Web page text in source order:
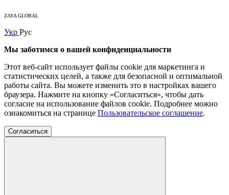
ZAYA GLOBAL
Укр Рус
Мы заботимся о вашей конфиденциальности
Этот веб-сайт использует файлы cookie для маркетинга и
статистических целей, а также для безопасной и оптимальной
работы сайта. Вы можете изменить это в настройках вашего
браузера. Нажмите на кнопку «Согласиться», чтобы дать
согласие на использование файлов cookie. Подробнее можно
ознакомиться на странице Пользовательское соглашение.
Согласиться